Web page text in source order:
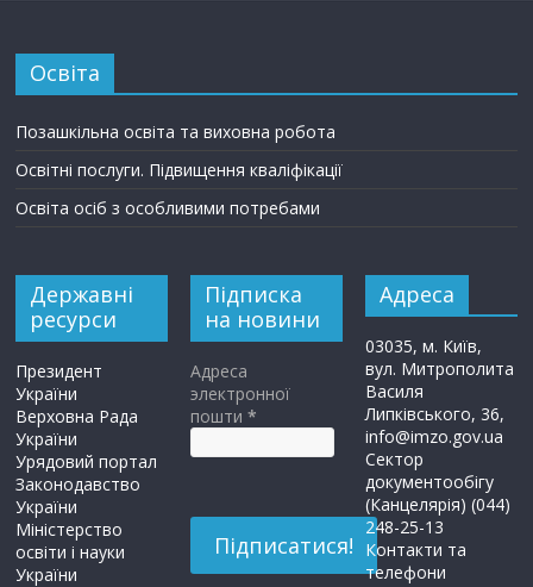
Освіта
Позашкільна освіта та виховна робота
Освітні послуги. Підвищення кваліфікації
Освіта осіб з особливими потребами
Державні
ресурси
Президент
України
Верховна Рада
України
Урядовий портал
Законодавство
України
Міністерство
освіти і науки
України
Підписка
на новини
Адреса
электронної
пошти*
Адреса
03035, м. Київ,
вул. Митрополита
Василя
Липківського, 36,
info@imzo.gov.ua
Сектор
документообігу
(Канцелярія) (044)
248-25-13
Контакти та
телефони